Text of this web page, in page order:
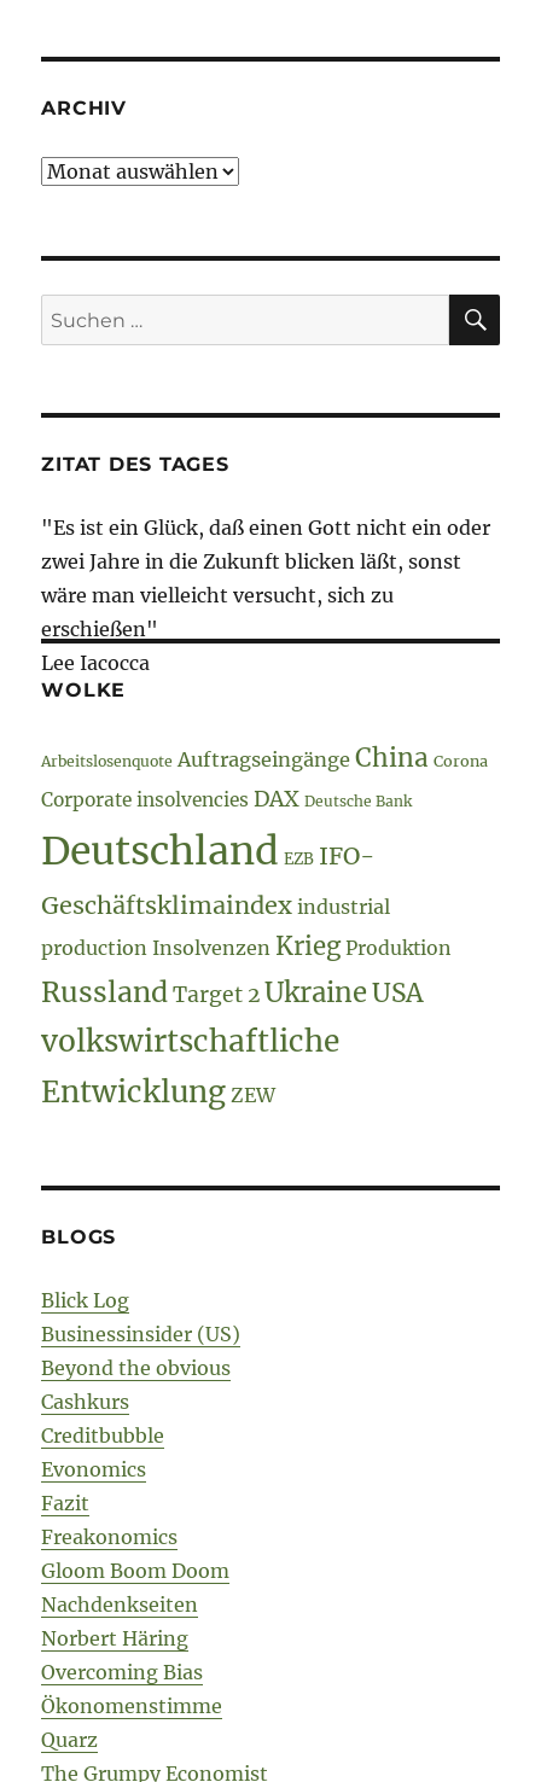
ARCHIV
Archiv
Suche
nach:
ZITAT DES TAGES
"Es ist ein Glück, daß einen Gott nicht ein oder
zwei Jahre in die Zukunft blicken läßt, sonst
wäre man vielleicht versucht, sich zu
erschießen"
Lee Iacocca
WOLKE
Arbeitslosenquote Auftragseingänge China Corona
Corporate insolvencies DAX Deutsche Bank
Deutschland EZB IFO-
Geschäftsklimaindex industrial
production Insolvenzen Krieg Produktion
Russland Target 2 Ukraine USA
volkswirtschaftliche
Entwicklung ZEW
BLOGS
Blick Log
Businessinsider (US)
Beyond the obvious
Cashkurs
Creditbubble
Evonomics
Fazit
Freakonomics
Gloom Boom Doom
Nachdenkseiten
Norbert Häring
Overcoming Bias
Ökonomenstimme
Quarz
The Grumpy Economist